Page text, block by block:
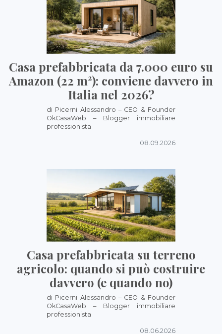
Casa prefabbricata da 7.000 euro su
Amazon (22 m²): conviene davvero in
Italia nel 2026?
di Picerni Alessandro – CEO & Founder
OkCasaWeb – Blogger immobiliare
professionista
08.09.2026
Casa prefabbricata su terreno
agricolo: quando si può costruire
davvero (e quando no)
di Picerni Alessandro – CEO & Founder
OkCasaWeb – Blogger immobiliare
professionista
08.06.2026